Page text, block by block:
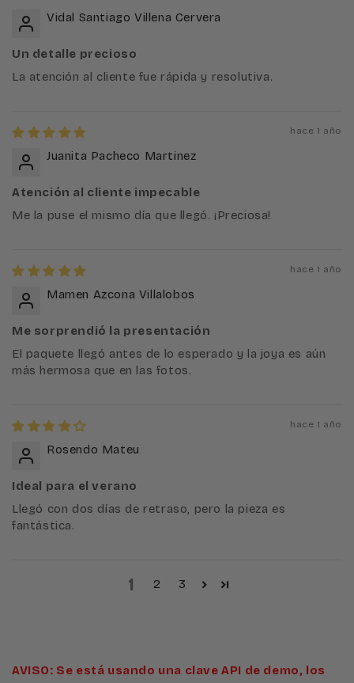
Vidal Santiago Villena Cervera
Un detalle precioso
La atención al cliente fue rápida y resolutiva.
hace 1 año
Juanita Pacheco Martinez
Atención al cliente impecable
Me la puse el mismo día que llegó. ¡Preciosa!
hace 1 año
Mamen Azcona Villalobos
Me sorprendió la presentación
El paquete llegó antes de lo esperado y la joya es aún
más hermosa que en las fotos.
hace 1 año
Rosendo Mateu
Ideal para el verano
Llegó con dos días de retraso, pero la pieza es
fantástica.
1 2 3
AVISO: Se está usando una clave API de demo, los